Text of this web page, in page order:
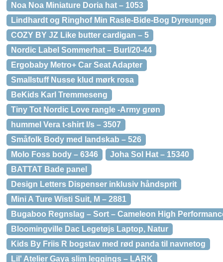
Noa Noa Miniature Doria hat – 1053
Lindhardt og Ringhof Min Rasle-Bide-Bog Dyreunger
COZY BY JZ Like butter cardigan – 5
Nordic Label Sommerhat – Burl/20-44
Ergobaby Metro+ Car Seat Adapter
Smallstuff Nusse klud mørk rosa
BeKids Karl Tremmeseng
Tiny Tot Nordic Love rangle -Army grøn
hummel Vera t-shirt l/s – 3507
Småfolk Body med landskab – 526
Molo Foss body – 6346
Joha Sol Hat – 15340
BATTAT Bade panel
Design Letters Dispenser inklusiv håndsprit
Mini A Ture Wisti Suit, M – 2881
Bugaboo Regnslag – Sort – Cameleon High
Bloomingville Dac Legetøjs Laptop, Natur
Kids By Friis R bogstav med rød panda til navnetog
Lil' Atelier Gaya slim leggings – LARK